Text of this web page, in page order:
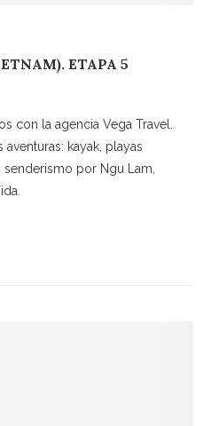
ETAPA 5
con la agencia Vega Travel.
kayak, playas
senderismo por Ngu Lam,